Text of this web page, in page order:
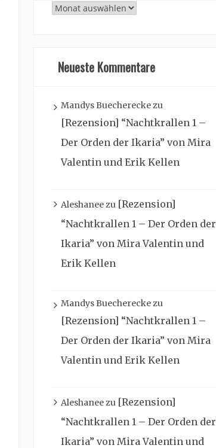
Archiv
Neueste Kommentare
Mandys Buechereckezu
[Rezension] “Nachtkrallen 1 –
Der Orden der Ikaria” von Mira
Valentin und Erik Kellen
Aleshaneezu [Rezension]
“Nachtkrallen 1 – Der Orden der
Ikaria” von Mira Valentin und
Erik Kellen
Mandys Buechereckezu
[Rezension] “Nachtkrallen 1 –
Der Orden der Ikaria” von Mira
Valentin und Erik Kellen
Aleshaneezu [Rezension]
“Nachtkrallen 1 – Der Orden der
Ikaria” von Mira Valentin und